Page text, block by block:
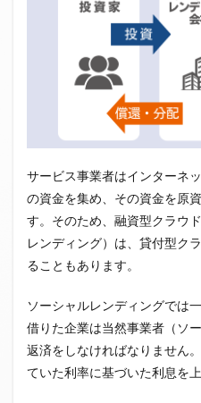
サービス事業者はインターネ
の資金を集め、その資金を原
す。そのため、融資型クラウ
レンディング）は、貸付型ク
ることもあります。
ソーシャルレンディングでは
借りた企業は当然事業者（ソ
返済をしなければなりません
ていた利率に基づいた利息を